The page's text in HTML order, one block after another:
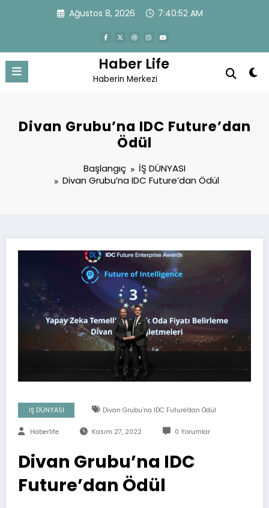
Ağustos 8, 2026 7:40:53 AM
Haber Life
Haberin Merkezi
Divan Grubu’na IDC Future’dan
Ödül
Başlangıç
İŞ DÜNYASI
Divan Grubu’na IDC Future’dan Ödül
İŞ DÜNYASI Divan Grubu’na IDC Future'dan Ödül
Haberlife Kasım 27, 2022 0 Yorumlar
Divan Grubu’na IDC
Future’dan Ödül